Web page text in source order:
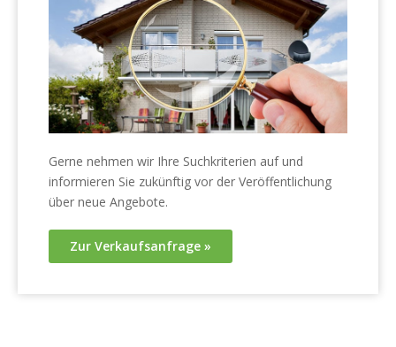
Gerne nehmen wir Ihre Suchkriterien auf und
informieren Sie zukünftig vor der Veröffentlichung
über neue Angebote.
Zur Verkaufsanfrage »